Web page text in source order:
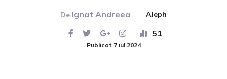
De Ignat Andreea Aleph
51
Publicat 7 iul 2024